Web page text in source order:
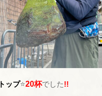
トップ⭐20杯でした!!